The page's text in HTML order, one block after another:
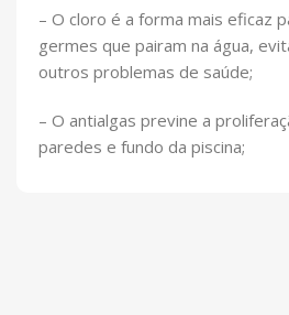
– O cloro é a forma mais eficaz
germes que pairam na água,
outros problemas de saúde;
– O antialgas previne a
paredes e fundo da piscina;